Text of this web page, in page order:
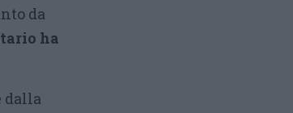
da
ha
dalla